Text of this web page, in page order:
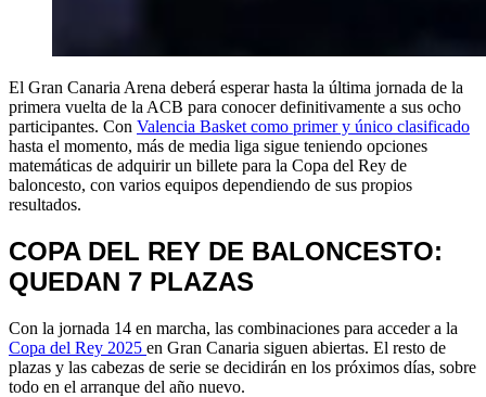
El Gran Canaria Arena deberá esperar hasta la última jornada de la
primera vuelta de la ACB para conocer definitivamente a sus ocho
participantes. Con Valencia Basket como primer y único clasificado
hasta el momento, más de media liga sigue teniendo opciones
matemáticas de adquirir un billete para la Copa del Rey de
baloncesto, con varios equipos dependiendo de sus propios
resultados.
COPA DEL REY DE BALONCESTO:
QUEDAN 7 PLAZAS
Con la jornada 14 en marcha, las combinaciones para acceder a la
Copa del Rey 2025 en Gran Canaria siguen abiertas. El resto de
plazas y las cabezas de serie se decidirán en los próximos días, sobre
todo en el arranque del año nuevo.